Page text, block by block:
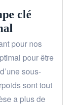
clé
pour nos
pour être
sous-
sont tout
a plus de